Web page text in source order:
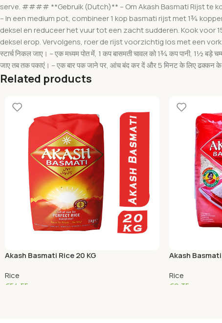
serve. #### **Gebruik (Dutch)** – Om Akash Basmati Rijst te
– In een medium pot, combineer 1 kop basmati rijst met 1¾
deksel en reduceer het vuur tot een zacht sudderen. Kook
deksel erop. Vervolgens, roer de rijst voorzichtig los met een vork en
स्टार्च निकल जाए। – एक मध्यम पोत में, 1 कप बासमती चावल को 1¾ कप पानी, 1½
जाए तब तक पकाएं। – एक बार पक जाने पर, आंच बंद कर दें और 5 मिनट के लिए ढक्कन
Related products
Akash Basmati Rice 20 KG
Rice
€54.55
Akash Basmati
Rice
€9.35